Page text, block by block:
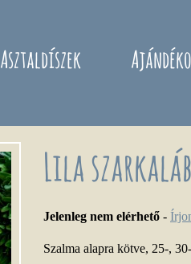
Asztaldíszek
Lila
Jelenleg nem elérhető -
Szalma alapra kötve, 25-,